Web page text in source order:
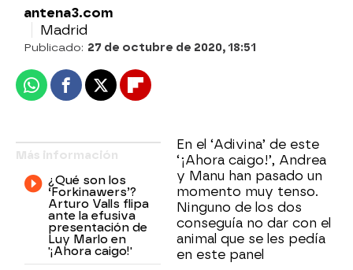
antena3.com
Madrid
Publicado: 27 de octubre de 2020, 18:51
WhatsappFacebook
X Flipboard
Más información
¿Qué son los
‘Forkinawers’?
Arturo Valls flipa
ante la efusiva
presentación de
Luy Marlo en
'¡Ahora caigo!'
En el ‘Adivina’ de este
‘¡Ahora caigo!’, Andrea
y Manu han pasado un
momento muy tenso.
Ninguno de los dos
conseguía no dar con el
animal que se les pedía
en este panel